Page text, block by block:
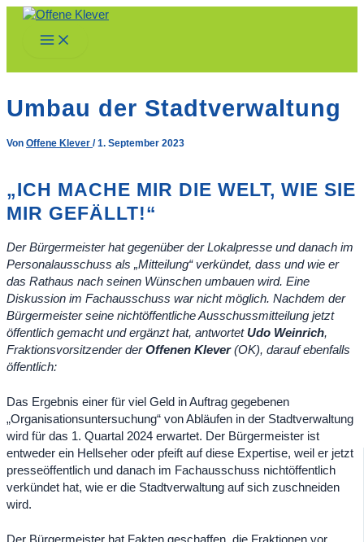
Zum
springen
Main
Menu
Umbau der Stadtverwaltung
Von Offene Klever /1. September 2023
„ICH MACHE MIR DIE WELT, WIE SIE
MIR GEFÄLLT!“
Der Bürgermeister hat gegenüber der Lokalpresse und danach im
Personalausschuss als „Mitteilung“ verkündet, dass und wie er
das Rathaus nach seinen Wünschen umbauen wird. Eine
Diskussion im Fachausschuss war nicht möglich. Nachdem der
Bürgermeister seine nichtöffentliche Ausschussmitteilung jetzt
öffentlich gemacht und ergänzt hat, antwortetUdo Weinrich,
Fraktionsvorsitzender derOffenen Klever(OK), darauf ebenfalls
öffentlich:
Das Ergebnis einer für viel Geld in Auftrag gegebenen
„Organisationsuntersuchung“ von Abläufen in der Stadtverwaltung
wird für das 1. Quartal 2024 erwartet. Der Bürgermeister ist
entweder ein Hellseher oder pfeift auf diese Expertise, weil er jetzt
presseöffentlich und danach im Fachausschuss nichtöffentlich
verkündet hat, wie er die Stadtverwaltung auf sich zuschneiden
wird.